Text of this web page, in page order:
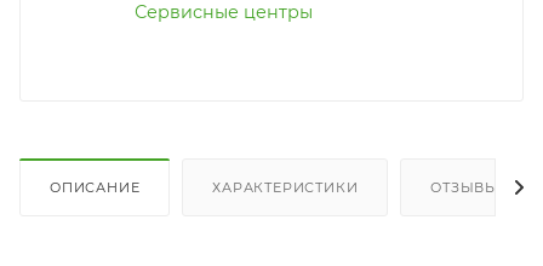
Сервисные центры
ОПИСАНИЕ ХАРАКТЕРИСТИКИ ОТЗЫВЫ